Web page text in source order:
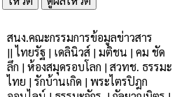
สนง.คณะกรรมการข้อมูลข่าวสาร
||ไทยรัฐ | เดลินิวส์ |มติชน |คม ชัด
ลึก |ห้องสมุดรอบโลก |สวทช. ธรรมะ
ไทย |รักบ้านเกิด |พระไตรปิฎก